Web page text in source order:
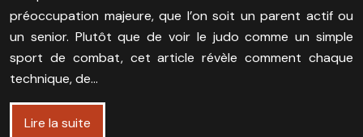
préoccupation majeure, que l’on soit un parent actif ou
un senior. Plutôt que de voir le judo comme un simple
sport de combat, cet article révèle comment chaque
technique, de…
Lire la suite